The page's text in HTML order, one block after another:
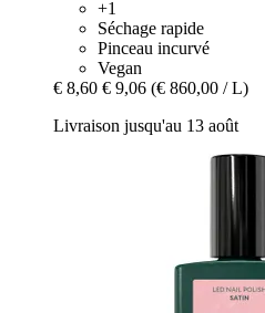
+1
Séchage rapide
Pinceau incurvé
Vegan
€ 8,60 € 9,06 (€ 860,00 / L)
Livraison jusqu'au 13 août